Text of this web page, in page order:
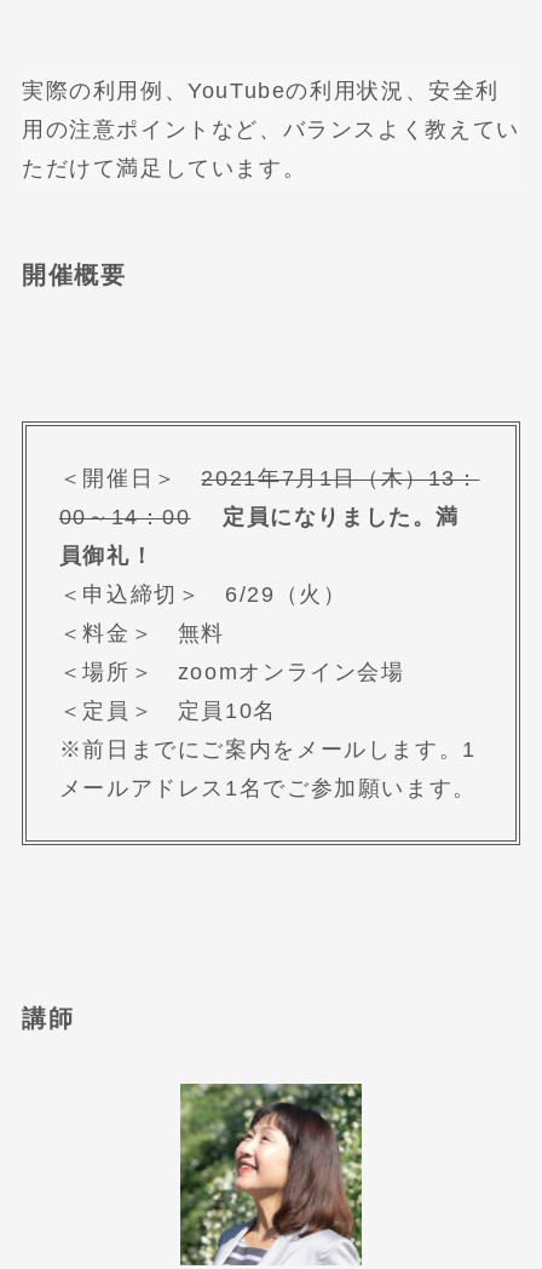
実際の利用例、YouTubeの利用状況、安全利
用の注意ポイントなど、バランスよく教えてい
ただけて満足しています。
開催概要
＜開催日＞2021年7月1日（木）13：
00～14：00
定員になりました。満
員御礼！
＜申込締切＞ 6/29（火）
＜料金＞ 無料
＜場所＞ zoomオンライン会場
＜定員＞ 定員10名
※前日までにご案内をメールします。1
メールアドレス1名でご参加願います。
講師